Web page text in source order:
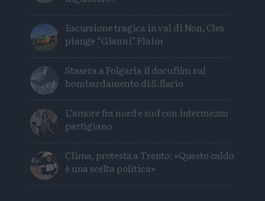
Escursione tragica in val di Non, Cles
piange “Gianni” Flaim
Stasera a Folgaria il docufilm sul
bombardamento di S.Ilario
L’amore fra nord e sud con intermezzo
partigiano
Clima, protesta a Trento: «Questo caldo
è una scelta politica»